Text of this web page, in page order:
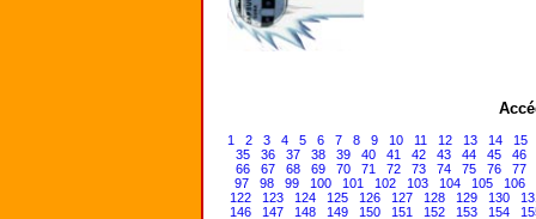
1 2 3 4 5 6 7 8 9 10 11 12 13 14
15
35
36 37 38 39 40 41 42 43 44 45
46
66
67 68 69 70 71 72 73 74 75 76
77
97
98 99 100 101 102 103 104 105
106
122
123 124 125 126 127 128 129 130
146
147 148 149 150 151 152 153 154